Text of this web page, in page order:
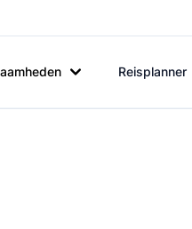
Reisplanner